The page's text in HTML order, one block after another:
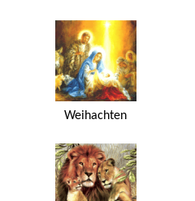
Weihachten